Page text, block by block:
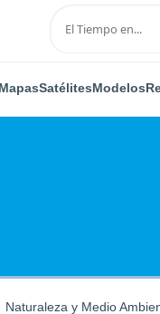
SatélitesModelos
Naturaleza y Medio